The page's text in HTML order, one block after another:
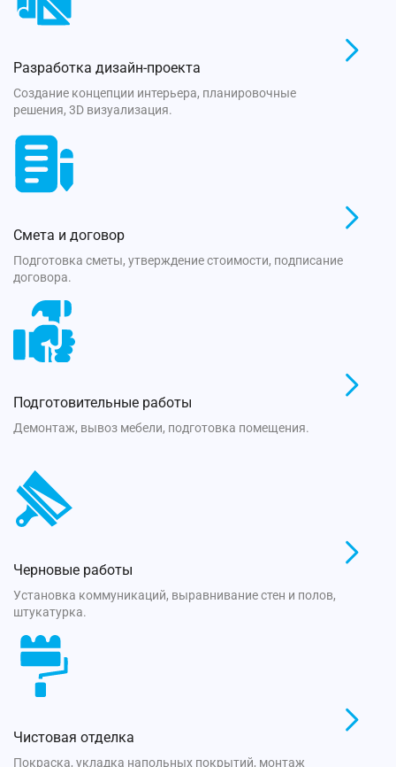
Разработка дизайн-проекта
Создание концепции интерьера, планировочные
решения, 3D визуализация.
Смета и договор
Подготовка сметы, утверждение стоимости, подписание
договора.
Подготовительные работы
Демонтаж, вывоз мебели, подготовка помещения.
Черновые работы
Установка коммуникаций, выравнивание стен и полов,
штукатурка.
Чистовая отделка
Покраска, укладка напольных покрытий, монтаж